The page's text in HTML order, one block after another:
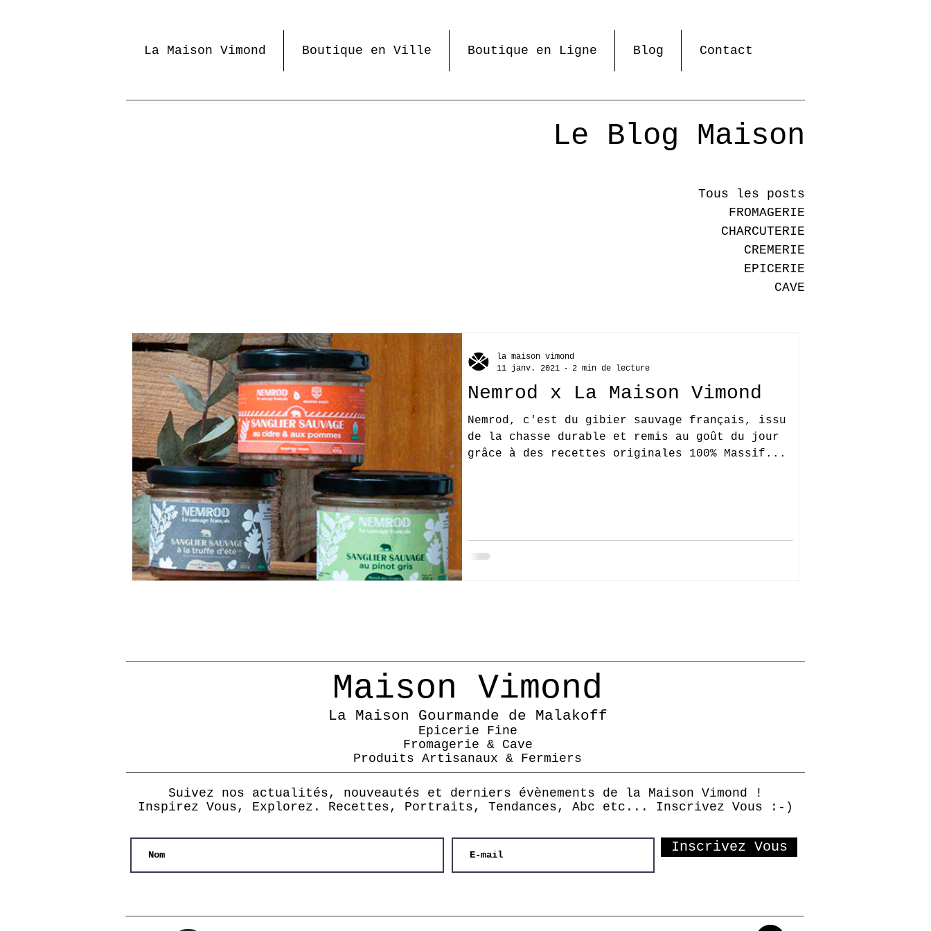
La Maison Vimond Boutique en Ville Boutique en Ligne Blog Contact
Le Blog Maison
Tous les posts
FROMAGERIE
CHARCUTERIE
CREMERIE
EPICERIE
CAVE
Nemrod x La Maison Vimond
Nemrod, c'est du gibier sauvage français, issu
de la chasse durable et remis au goût du jour
grâce à des recettes originales 100% Massif...
la maison vimond
11 janv. 2021
2 min de lecture
Maison Vimond
La Maison Gourmande de Malakoff
Epicerie Fine
Fromagerie & Cave
Produits Artisanaux & Fermiers
Suivez nos actualités, nouveautés et derniers évènements de la Maison Vimond !
Inspirez Vous, Explorez. Recettes, Portraits, Tendances, Abc etc... Inscrivez Vous :-)
Inscrivez Vous